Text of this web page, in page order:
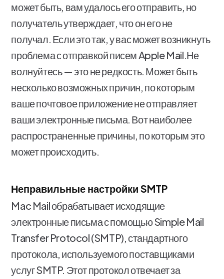
может быть, вам удалось его отправить, но
получатель утверждает, что он его не
получал. Если это так, у вас может возникнуть
проблема с отправкой писем Apple Mail.Не
волнуйтесь — это не редкость. Может быть
несколько возможных причин, по которым
ваше почтовое приложение не отправляет
ваши электронные письма. Вот наиболее
распространенные причины, по которым это
может происходить.
Неправильные настройки SMTP
Mac Mail обрабатывает исходящие
электронные письма с помощью Simple Mail
Transfer Protocol (SMTP), стандартного
протокола, используемого поставщиками
услуг SMTP. Этот протокол отвечает за